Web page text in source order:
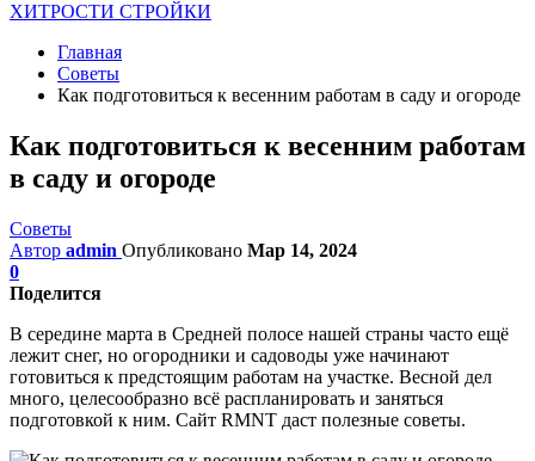
ХИТРОСТИ СТРОЙКИ
Главная
Советы
Как подготовиться к весенним работам в саду и огороде
Как подготовиться к весенним работам
в саду и огороде
Советы
Автор admin Опубликовано Мар 14, 2024
0
Поделится
В середине марта в Средней полосе нашей страны часто ещё
лежит снег, но огородники и садоводы уже начинают
готовиться к предстоящим работам на участке. Весной дел
много, целесообразно всё распланировать и заняться
подготовкой к ним. Сайт RMNT даст полезные советы.